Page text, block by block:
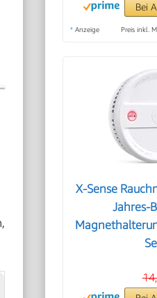
Bei
* Anzeige Preis inkl.
X-Sense
Jahres-